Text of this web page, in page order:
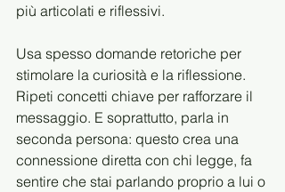
più articolati e riflessivi.
Usa spesso domande retoriche per
stimolare la curiosità e la riflessione.
Ripeti concetti chiave per rafforzare il
messaggio. E soprattutto, parla in
seconda persona: questo crea una
connessione diretta con chi legge, fa
sentire che stai parlando proprio a lui o